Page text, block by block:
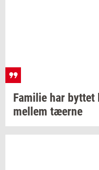
Fa­mi­lie har byt­tet
mel­lem tæ­er­ne